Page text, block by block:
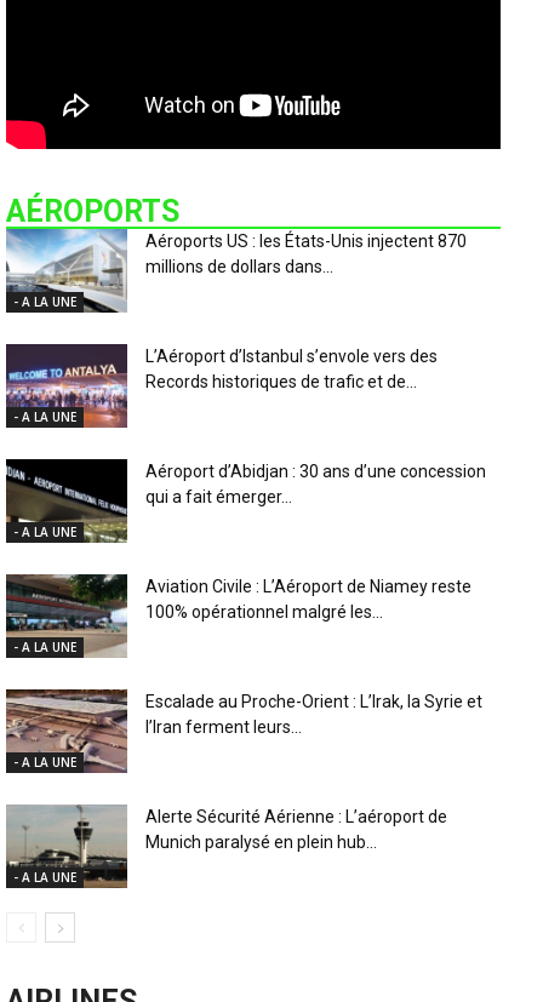
AÉROPORTS
- A LA UNE
Aéroports US : les États-Unis injectent 870
millions de dollars dans...
- A LA UNE
L’Aéroport d’Istanbul s’envole vers des
Records historiques de trafic et de...
- A LA UNE
Aéroport d’Abidjan : 30 ans d’une concession
qui a fait émerger...
- A LA UNE
Aviation Civile : L’Aéroport de Niamey reste
100% opérationnel malgré les...
- A LA UNE
Escalade au Proche-Orient : L’Irak, la Syrie et
l’Iran ferment leurs...
- A LA UNE
Alerte Sécurité Aérienne : L’aéroport de
Munich paralysé en plein hub...